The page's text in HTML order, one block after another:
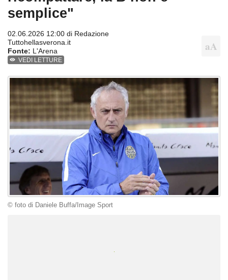
semplice"
02.06.2026 12:00 di Redazione
Tuttohellasverona.it
Fonte: L'Arena
VEDI LETTURE
© foto di Daniele Buffa/Image Sport